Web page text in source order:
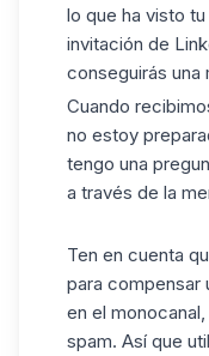
lo que ha visto
invitación de
conseguirás una
Cuando
no estoy
tengo una
a través de la
Ten en cuenta
para compensar
en el
spam. Así que